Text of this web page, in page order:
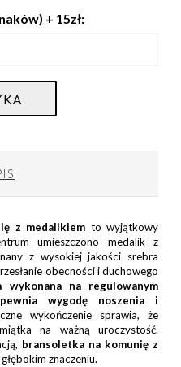
+ 15zł:
z medalikiem to wyjątkowy
umieszczono medalik z
z wysokiej jakości srebra
obecności i duchowego
wykonana na regulowanym
wygodę noszenia i
wykończenie sprawia, że
na ważną uroczystość.
bransoletka na komunię z
znaczeniu.